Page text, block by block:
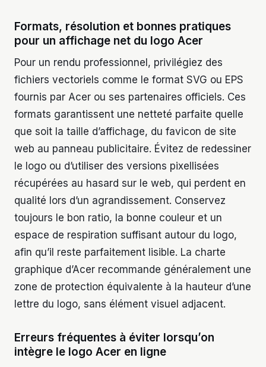
Formats, résolution et bonnes pratiques
pour un affichage net du logo Acer
Pour un rendu professionnel, privilégiez des
fichiers vectoriels comme le format SVG ou EPS
fournis par Acer ou ses partenaires officiels. Ces
formats garantissent une netteté parfaite quelle
que soit la taille d’affichage, du favicon de site
web au panneau publicitaire. Évitez de redessiner
le logo ou d’utiliser des versions pixellisées
récupérées au hasard sur le web, qui perdent en
qualité lors d’un agrandissement. Conservez
toujours le bon ratio, la bonne couleur et un
espace de respiration suffisant autour du logo,
afin qu’il reste parfaitement lisible. La charte
graphique d’Acer recommande généralement une
zone de protection équivalente à la hauteur d’une
lettre du logo, sans élément visuel adjacent.
Erreurs fréquentes à éviter lorsqu’on
intègre le logo Acer en ligne